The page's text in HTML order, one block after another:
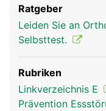
Ratgeber
Leiden Sie an
Selbsttest.
Rubriken
Linkverzeichnis E
Prävention